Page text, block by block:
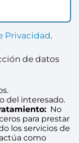
Privacidad.
de datos
del interesado.
No
para prestar
los servicios de
como